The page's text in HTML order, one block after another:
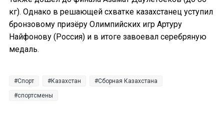
кг). Однако в решающей схватке казахстанец уступил
бронзовому призёру Олимпийских игр Артуру
Найфонову (Россия) и в итоге завоевал серебряную
медаль.
Спорт Казахстан Сборная Казахстана
спортсмены